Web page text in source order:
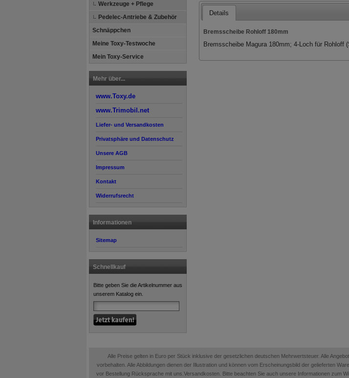
Werkzeuge + Pflege
Pedelec-Antriebe & Zubehör
Schnäppchen
Meine Toxy-Testwoche
Mein Toxy-Service
Mehr über...
www.Toxy.de
www.Trimobil.net
Liefer- und Versandkosten
Privatsphäre und Datenschutz
Unsere AGB
Impressum
Kontakt
Widerrufsrecht
Informationen
Sitemap
Schnellkauf
Bitte geben Sie die Artikelnummer aus
unserem Katalog ein.
Details
Bremsscheibe Rohloff 180mm
Bremsscheibe Magura 180mm; 4-Loch für Rohloff
Alle Preise gelten in Euro per Stück inklusive der gesetzlichen deutschen Mehrwertsteuer. Alle
vorbehalten. Alle Abbildungen dienen der Illustration und können vom Erscheinungsbild der gelieferten
vor Bestellung Rücksprache mit uns.Versandkosten. Bitte beachten Sie auch unsere Informationen zum